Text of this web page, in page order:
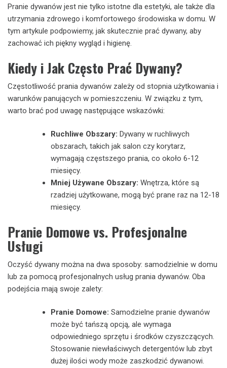
Pranie dywanów jest nie tylko istotne dla estetyki, ale także dla
utrzymania zdrowego i komfortowego środowiska w domu. W
tym artykule podpowiemy, jak skutecznie prać dywany, aby
zachować ich piękny wygląd i higienę.
Kiedy i Jak Często Prać Dywany?
Częstotliwość prania dywanów zależy od stopnia użytkowania i
warunków panujących w pomieszczeniu. W związku z tym,
warto brać pod uwagę następujące wskazówki:
Ruchliwe Obszary: Dywany w ruchliwych
obszarach, takich jak salon czy korytarz,
wymagają częstszego prania, co około 6-12
miesięcy.
Mniej Używane Obszary: Wnętrza, które są
rzadziej użytkowane, mogą być prane raz na 12-18
miesięcy.
Pranie Domowe vs. Profesjonalne
Usługi
Oczyść dywany można na dwa sposoby: samodzielnie w domu
lub za pomocą profesjonalnych usług prania dywanów. Oba
podejścia mają swoje zalety:
Pranie Domowe: Samodzielne pranie dywanów
może być tańszą opcją, ale wymaga
odpowiedniego sprzętu i środków czyszczących.
Stosowanie niewłaściwych detergentów lub zbyt
dużej ilości wody może zaszkodzić dywanowi.